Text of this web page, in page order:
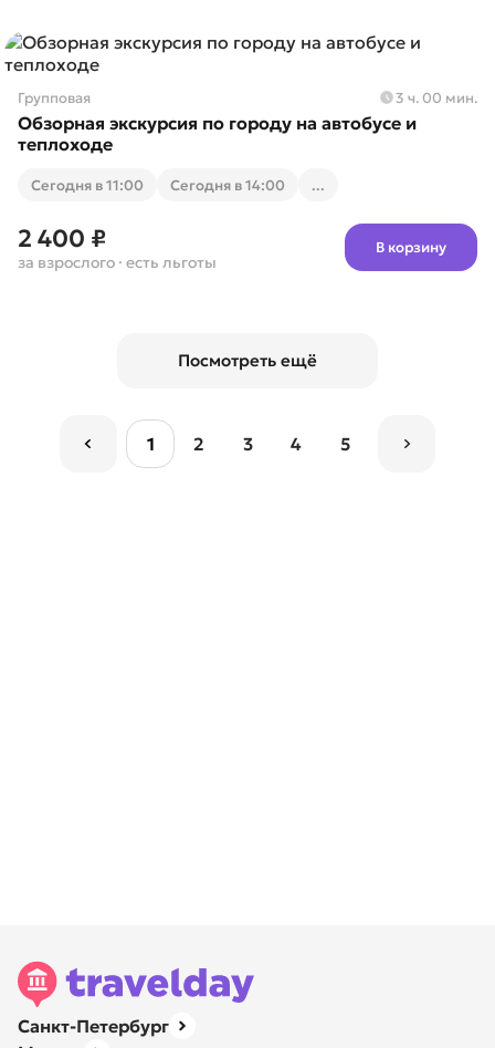
Групповая 3 ч. 00 мин.
Обзорная экскурсия по городу на автобусе и
теплоходе
Cегодня в 11:00 Cегодня в 14:00 ...
2 400 ₽
за взрослого · есть льготы
В корзину
Посмотреть ещё
1 2 3 4 5
Санкт-Петербург